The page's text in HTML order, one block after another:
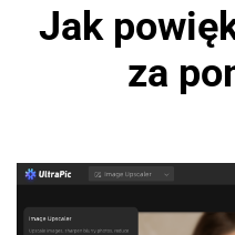
Jak
za